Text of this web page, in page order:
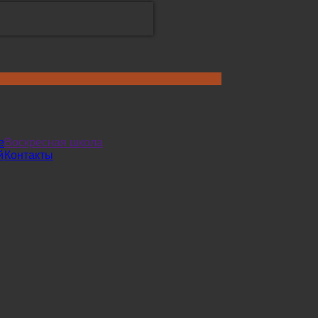
Воскресная школа
Контакты